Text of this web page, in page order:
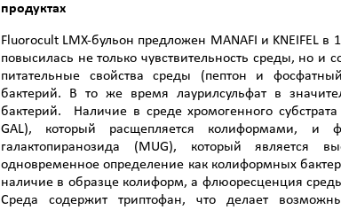
продуктах
Fluorocult LMX-бульон предложен MANAFI и KNEIFEL в
повысилась не только чувствительность среды, но и
питательные свойства среды (пептон и
бактерий. В то же время лаурилсульфат в
бактерий. Наличие в среде хромогенного
GAL), который расщепляется колиформами, и
галактопиранозида (MUG), который является
одновременное определение как колиформных
наличие в образце колиформ, а флюоресценция
Среда содержит триптофан, что делает